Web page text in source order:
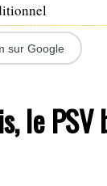
sur Google
le PSV